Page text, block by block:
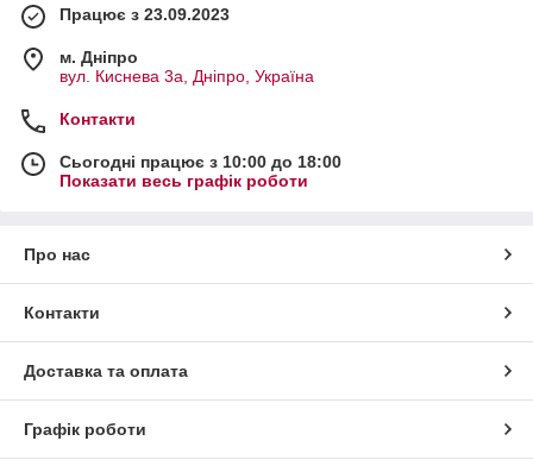
Працює з 23.09.2023
м. Дніпро
вул. Киснева 3а, Дніпро, Україна
Контакти
Сьогодні працює з 10:00 до 18:00
Показати весь графік роботи
Про нас
Контакти
Доставка та оплата
Графік роботи